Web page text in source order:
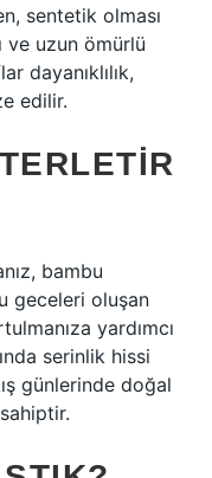
sentetik olması
ve uzun ömürlü
dayanıklılık,
edilir.
bambu
geceleri oluşan
yardımcı
serinlik hissi
günlerinde doğal